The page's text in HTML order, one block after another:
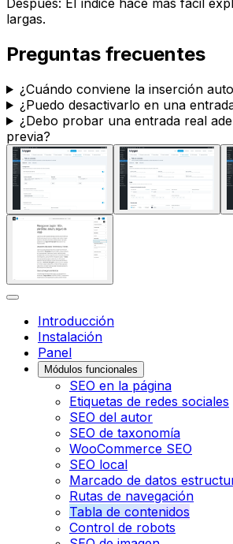
Después: El índice hace más fácil
largas.
Preguntas frecuentes
¿Cuándo conviene la inserción
¿Puedo desactivarlo en una
¿Debo probar una entrada real
previa?
Introducción
Instalación
Panel
Módulos funcionales
SEO en la página
Etiquetas de redes sociales
SEO del autor
SEO de taxonomía
WooCommerce SEO
SEO local
Marcado de datos
Rutas de navegación
Tabla de contenidos
Control de robots